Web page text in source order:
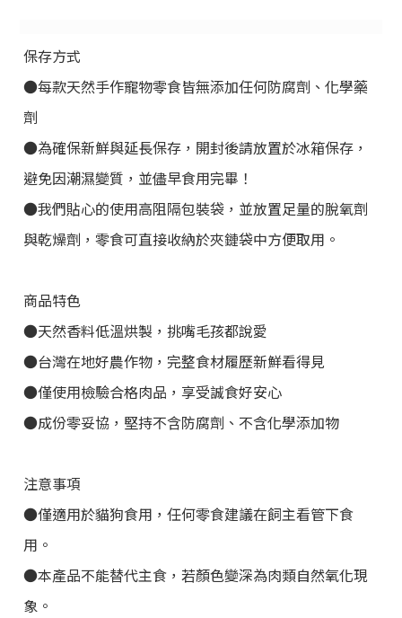
保存方式
●每款天然手作寵物零食皆無添加任何防腐劑、化學藥
劑
●為確保新鮮與延長保存，開封後請放置於冰箱保存，
避免因潮濕變質，並儘早食用完畢！
●我們貼心的使用高阻隔包裝袋，並放置足量的脫氧劑
與乾燥劑，零食可直接收納於夾鏈袋中方便取用。
商品特色
●天然香料低溫烘製，挑嘴毛孩都說愛
●台灣在地好農作物，完整食材履歷新鮮看得見
●僅使用檢驗合格肉品，享受誠食好安心
●成份零妥協，堅持不含防腐劑、不含化學添加物
注意事項
●僅適用於貓狗食用，任何零食建議在飼主看管下食
用。
●本產品不能替代主食，若顏色變深為肉類自然氧化現
象。